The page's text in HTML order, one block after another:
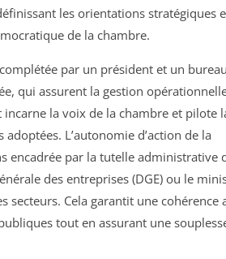
les orientations stratégiques
de la chambre.
par un président et un
qui assurent la gestion
la voix de la chambre et pilote
L’autonomie d’action de la
encadrée par la tutelle administrative
des entreprises (DGE) ou le
secteurs. Cela garantit une cohérence
tout en assurant une